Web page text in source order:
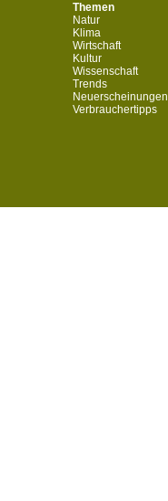
Themen
Natur
Klima
Wirtschaft
Kultur
Wissenschaft
Trends
Neuerscheinungen
Verbrauchertipps